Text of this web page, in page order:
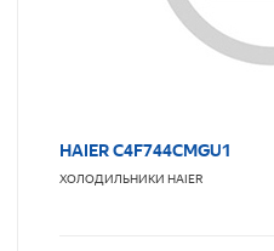
HAIER C4F744CMGU1
ХОЛОДИЛЬНИКИ HAIER